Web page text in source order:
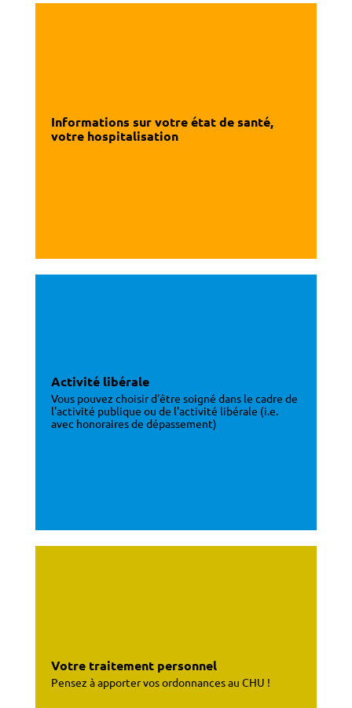
Informations sur votre état de santé,
votre hospitalisation
Activité libérale
Vous pouvez choisir d'être soigné dans le cadre de
l'activité publique ou de l'activité libérale (i.e.
avec honoraires de dépassement)
Votre traitement personnel
Pensez à apporter vos ordonnances au CHU !